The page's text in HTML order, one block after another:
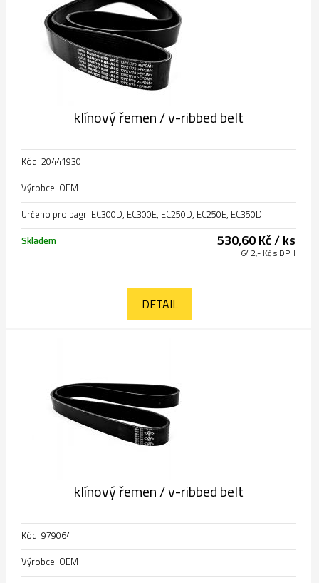
klínový řemen / v-ribbed belt
Kód: 20441930
Výrobce: OEM
Určeno pro bagr: EC300D, EC300E, EC250D, EC250E, EC350D
Skladem
530,60 Kč / ks
642,- Kč s DPH
DETAIL
klínový řemen / v-ribbed belt
Kód: 979064
Výrobce: OEM